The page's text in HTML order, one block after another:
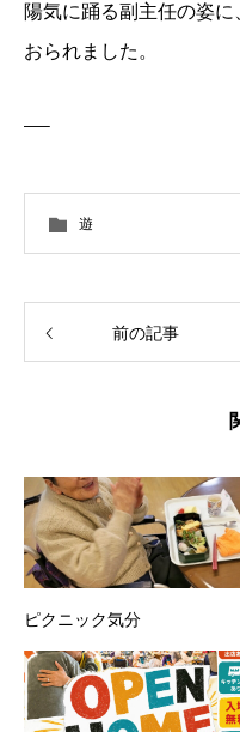
陽気に踊る副主任の姿
おられました。
—–
遊
前の記事
ピクニック気分